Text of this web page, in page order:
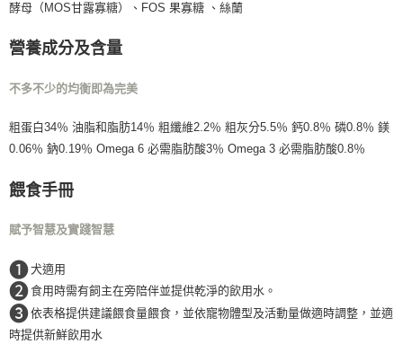
酵母（MOS甘露寡糖）、FOS 果寡糖 、絲蘭
營養成分及含量
不多不少的均衡即為完美
粗蛋白34％ 油脂和脂肪14％ 粗纖維2.2％ 粗灰分5.5％ 鈣0.8％ 磷0.8％ 鎂
0.06％ 鈉0.19％ Omega 6 必需脂肪酸3％ Omega 3 必需脂肪酸0.8％
餵食手冊
賦予智慧及實踐智慧
❶犬適用
❷食用時需有飼主在旁陪伴並提供乾淨的飲用水。
❸依表格提供建議餵食量餵食，並依寵物體型及活動量做適時調整，並適
時提供新鮮飲用水